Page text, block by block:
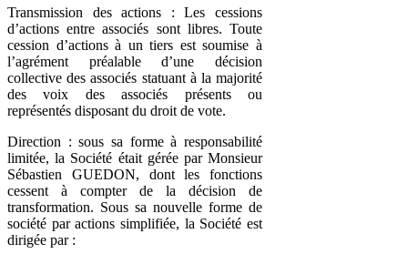
Transmission des actions : Les cessions
d’actions entre associés sont libres. Toute
cession d’actions à un tiers est soumise à
l’agrément préalable d’une décision
collective des associés statuant à la majorité
des voix des associés présents ou
représentés disposant du droit de vote.
Direction : sous sa forme à responsabilité
limitée, la Société était gérée par Monsieur
Sébastien GUEDON, dont les fonctions
cessent à compter de la décision de
transformation. Sous sa nouvelle forme de
société par actions simplifiée, la Société est
dirigée par :